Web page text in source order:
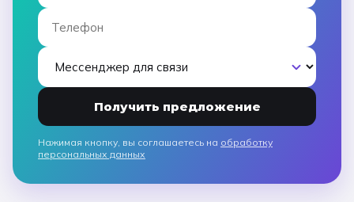
Получить предложение
Нажимая кнопку, вы соглашаетесь на обработку
персональных данных